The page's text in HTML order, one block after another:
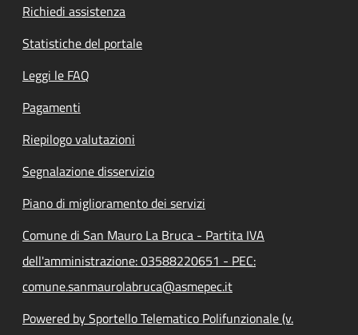
Richiedi assistenza
Statistiche del portale
Leggi le FAQ
Pagamenti
Riepilogo valutazioni
Segnalazione disservizio
Piano di miglioramento dei servizi
Comune di San Mauro La Bruca - Partita IVA
dell'amministrazione: 03588220651 - PEC:
comune.sanmaurolabruca@asmepec.it
Powered by Sportello Telematico Polifunzionale (v.